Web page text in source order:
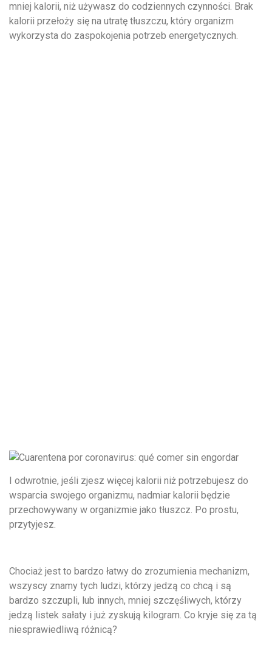
mniej kalorii, niż używasz do codziennych czynności. Brak
kalorii przełoży się na utratę tłuszczu, który organizm
wykorzysta do zaspokojenia potrzeb energetycznych.
I odwrotnie, jeśli zjesz więcej kalorii niż potrzebujesz do
wsparcia swojego organizmu, nadmiar kalorii będzie
przechowywany w organizmie jako tłuszcz. Po prostu,
przytyjesz.
Chociaż jest to bardzo łatwy do zrozumienia mechanizm,
wszyscy znamy tych ludzi, którzy jedzą co chcą i są
bardzo szczupli, lub innych, mniej szczęśliwych, którzy
jedzą listek sałaty i już zyskują kilogram. Co kryje się za tą
niesprawiedliwą różnicą?